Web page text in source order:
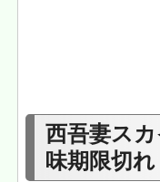
西吾妻ス
味期限切